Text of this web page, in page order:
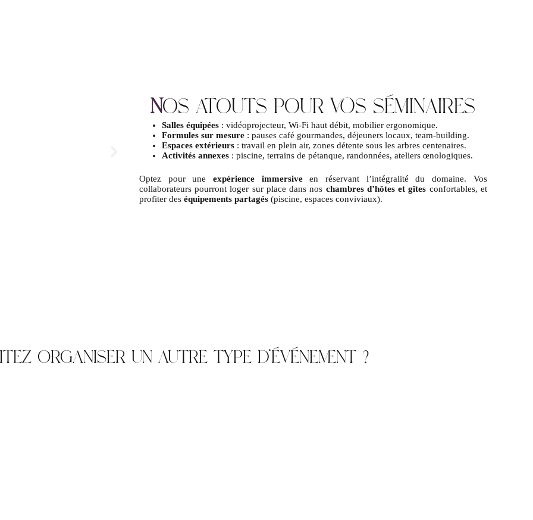
NOS ATOUTS POUR VOS SÉMINAIRES
Salles équipées: vidéoprojecteur, Wi-Fi haut débit, mobilier ergonomique.
Formules sur mesure: pauses café gourmandes, déjeuners locaux, team-building.
Espaces extérieurs: travail en plein air, zones détente sous les arbres centenaires.
Activités annexes: piscine, terrains de pétanque, randonnées, ateliers œnologiques.
Optez pour uneexpérience immersiveen réservant l’intégralité du domaine. Vos
collaborateurs pourront loger sur place dans nos chambres d’hôtes et gîtes confortables, et
profiter des équipements partagés (piscine, espaces conviviaux).
ORGANISER UN AUTRE TYPE D’ÉVÉNEMENT ?